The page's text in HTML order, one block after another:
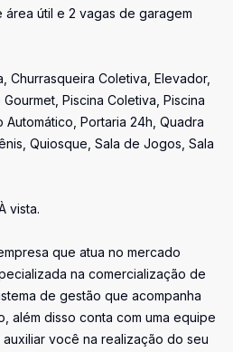
área útil e 2 vagas de garagem
Churrasqueira Coletiva, Elevador,
Piscina Coletiva, Piscina
Portaria 24h, Quadra
Quiosque, Sala de Jogos, Sala
vista.
que atua no mercado
na comercialização de
de gestão que acompanha
além disso conta com uma equipe
você na realização do seu